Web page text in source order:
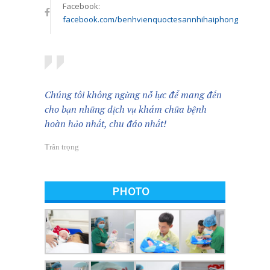
Facebook:
facebook.com/benhvienquoctesannhihaiphong
Chúng tôi không ngừng nỗ lực để mang đến
cho bạn những dịch vụ khám chữa bệnh
hoàn hảo nhất, chu đáo nhất!
Trân trọng
PHOTO